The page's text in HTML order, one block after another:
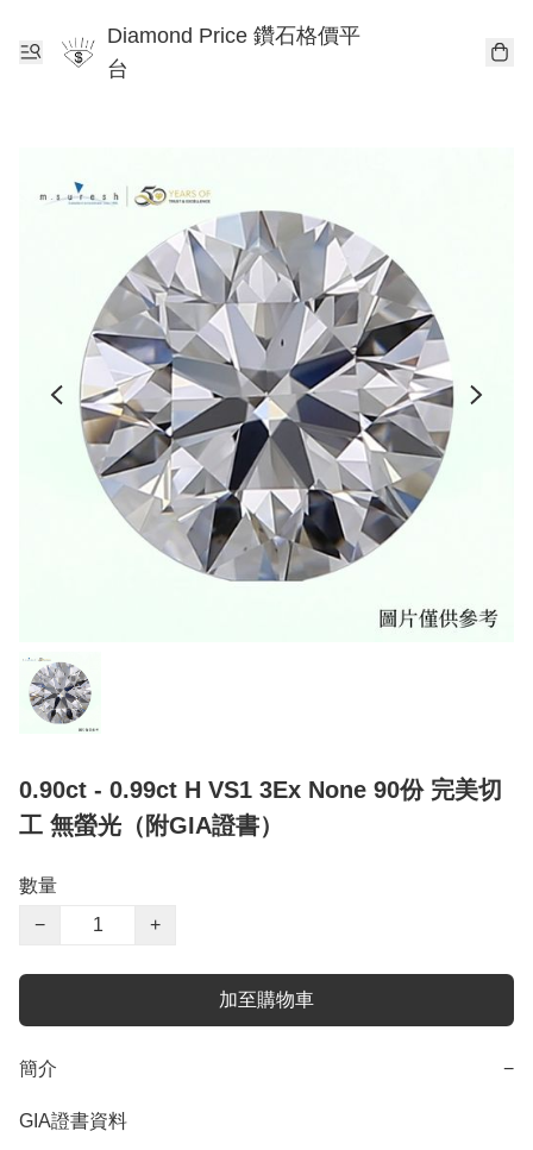
Diamond Price 鑽石格價平
台
0.90ct - 0.99ct H VS1 3Ex None 90份 完美切
工 無螢光（附GIA證書）
數量
−
+
加至購物車
簡介 −
GIA證書資料